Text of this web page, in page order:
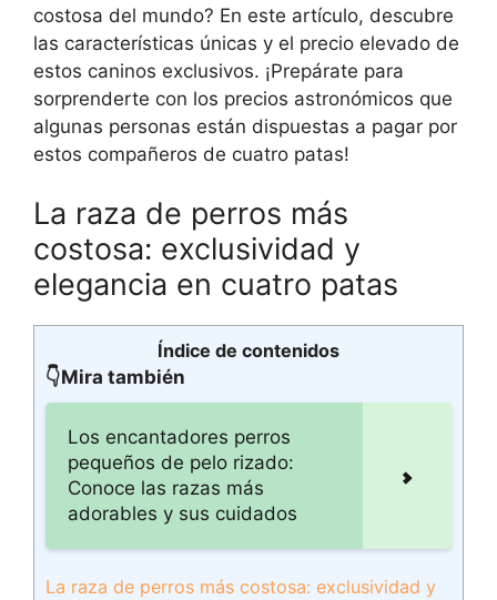
costosa del mundo? En este artículo, descubre
las características únicas y el precio elevado de
estos caninos exclusivos. ¡Prepárate para
sorprenderte con los precios astronómicos que
algunas personas están dispuestas a pagar por
estos compañeros de cuatro patas!
La raza de perros más
costosa: exclusividad y
elegancia en cuatro patas
Índice de contenidos
👇Mira también
Los encantadores perros
pequeños de pelo rizado:
Conoce las razas más
adorables y sus cuidados
La raza de perros más costosa: exclusividad y